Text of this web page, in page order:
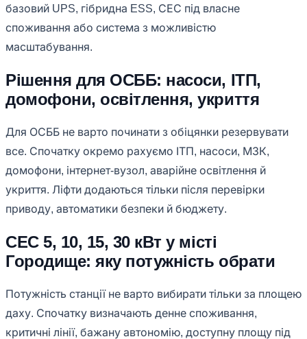
базовий UPS, гібридна ESS, СЕС під власне
споживання або система з можливістю
масштабування.
Рішення для ОСББ: насоси, ІТП,
домофони, освітлення, укриття
Для ОСББ не варто починати з обіцянки резервувати
все. Спочатку окремо рахуємо ІТП, насоси, МЗК,
домофони, інтернет-вузол, аварійне освітлення й
укриття. Ліфти додаються тільки після перевірки
приводу, автоматики безпеки й бюджету.
СЕС 5, 10, 15, 30 кВт у місті
Городище: яку потужність обрати
Потужність станції не варто вибирати тільки за площею
даху. Спочатку визначають денне споживання,
критичні лінії, бажану автономію, доступну площу під